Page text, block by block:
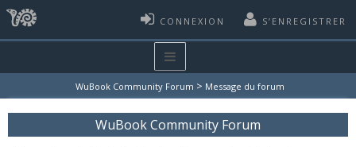
CONNEXION S’ENREGISTRER
WuBook Community Forum > Message du forum
WuBook Community Forum